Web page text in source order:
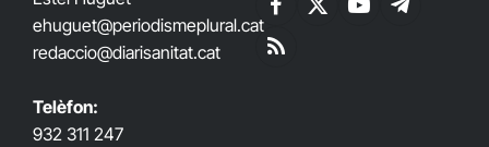
ehuguet@periodismeplural.cat
redaccio@diarisanitat.cat
Telèfon:
932 311 247
Facebook
X
YouTubeTelegram
RSS